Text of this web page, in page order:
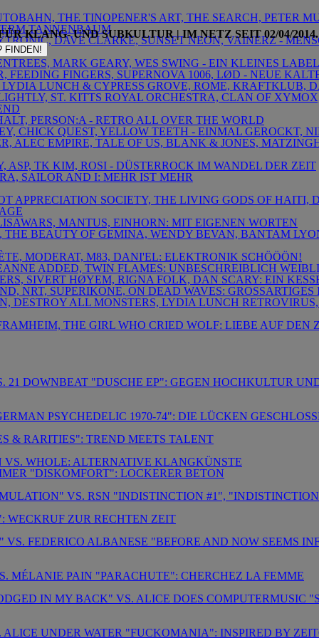
THE TINOPENER'S ART, THE SEARCH, PETER
TANNENBAUM
DAVE CLARKE, SUNSET NEON, VAINERZ -
MARK GEARY, WES SWING - EIN KLEINES
FEEDING FINGERS, SUPERNOVA 1006, LØD - NEUE
LUNCH & CYPRESS GROVE, ROME, KRAFTKLUB,
ST. KITTS ROYAL ORCHESTRA, CLAN OF
PERSON:A - RETRO ALL OVER THE WORLD
CHICK QUEST, YELLOW TEETH - EINMAL GEROCKT,
ALEC EMPIRE, TALE OF US, BLANK & JONES,
ASP, TK KIM, ROSI - DÜSTERROCK IM WANDEL DER ZEIT
SAILOR AND I: MEHR IST MEHR
APPRECIATION SOCIETY, THE LIVING GODS OF
MANTUS, EINHORN: MIT EIGENEN WORTEN
BEAUTY OF GEMINA, WENDY BEVAN, BANTAM
MODERAT, M83, DANI'EL: ELEKTRONIK SCHÖÖÖN!
ADDED, TWIN FLAMES: UNBESCHREIBLICH
SIVERT HØYEM, RIGNA FOLK, DAN SCARY: EIN
NRT, SUPERIKONE, ON DEAD WAVES:
DESTROY ALL MONSTERS, LYDIA LUNCH
THE GIRL WHO CRIED WOLF: LIEBE AUF DEN
21 DOWNBEAT "DUSCHE EP": GEGEN HOCHKULTUR
PSYCHEDELIC 1970-74": DIE LÜCKEN
& RARITIES": TREND MEETS TALENT
WHOLE: ALTERNATIVE KLANGKÜNSTE
"DISKOMFORT": LOCKERER BETON
VS. RSN "INDISTINCTION #1",
ZUR RECHTEN ZEIT
FEDERICO ALBANESE "BEFORE AND NOW SEEMS
MÉLANIE PAIN "PARACHUTE": CHERCHEZ LA FEMME
IN MY BACK" VS. ALICE DOES COMPUTERMUSIC
ALICE UNDER WATER "FUCKOMANIA": INSPIRED BY
KLANG- UND SUBKULTUR | IM NETZ SEIT 02/04/
FINDEN!